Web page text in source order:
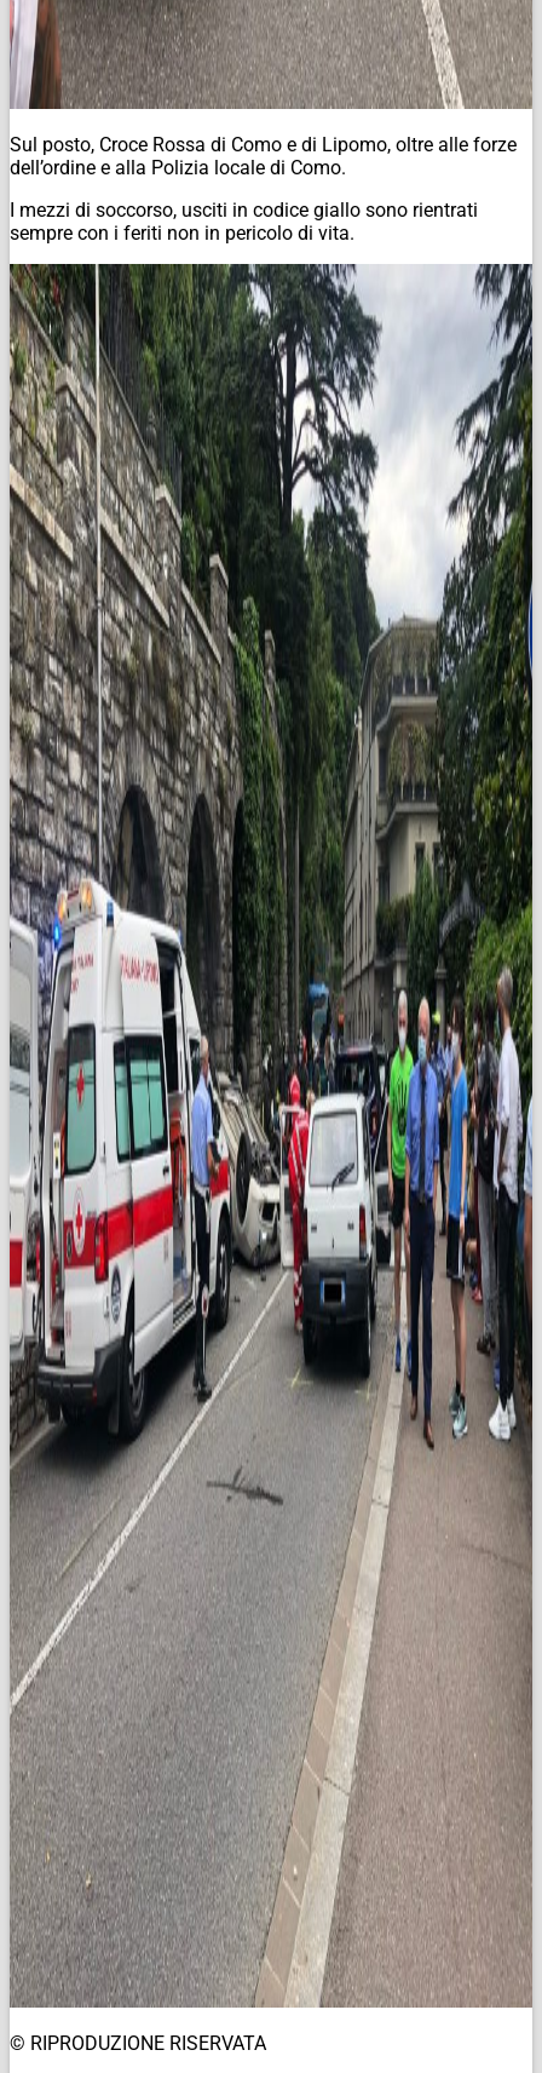
Sul posto, Croce Rossa di Como e di Lipomo, oltre alle forze
dell’ordine e alla Polizia locale di Como.
I mezzi di soccorso, usciti in codice giallo sono rientrati
sempre con i feriti non in pericolo di vita.
© RIPRODUZIONE RISERVATA